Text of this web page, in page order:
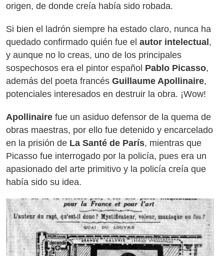
origen, de donde creía había sido robada.
Si bien el ladrón siempre ha estado claro, nunca ha
quedado confirmado quién fue el autor intelectual ,
y aunque no lo creas, uno de los principales
sospechosos era el pintor español Pablo Picasso,
además del poeta francés Guillaume Apollinaire,
potenciales interesados en destruir la obra. ¡Wow!
Apollinaire fue un asiduo defensor de la quema de
obras maestras, por ello fue detenido y encarcelado
en la prisión de La Santé de París, mientras que
Picasso fue interrogado por la policía, pues era un
apasionado del arte primitivo y la policía creía que
había sido su idea.